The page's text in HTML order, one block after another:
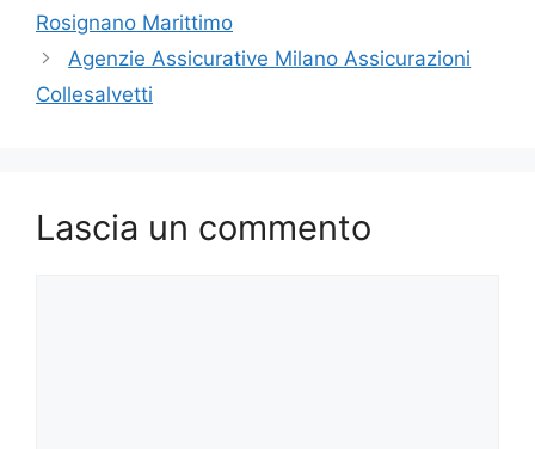
Rosignano Marittimo
Agenzie Assicurative Milano Assicurazioni
Collesalvetti
Lascia un commento